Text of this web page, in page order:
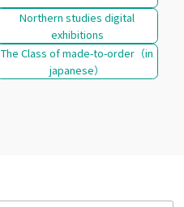
Northern studies digital
exhibitions
The Class of made-to-order（in
japanese）